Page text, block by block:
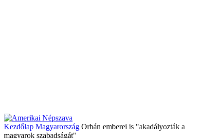
Kezdőlap Magyarország Orbán emberei is "akadályozták a
magyarok szabadságát"